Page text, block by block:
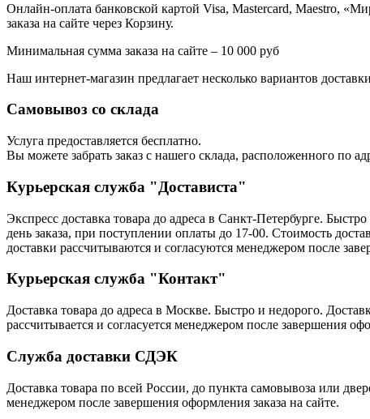
Онлайн-оплата банковской картой Visa, Mastercard, Maestro,
заказа на сайте через Корзину.
Минимальная сумма заказа на сайте – 10 000 руб
Наш интернет-магазин предлагает несколько вариантов
Самовывоз со склада
Услуга предоставляется бесплатно.
Вы можете забрать заказ с нашего склада, расположенного по
Курьерская служба "Достависта"
Экспресс доставка товара до адреса в Санкт-Петербурге.
день заказа, при поступлении оплаты до 17-00. Стоимость
доставки рассчитываются и согласуются менеджером после
Курьерская служба "Контакт"
Доставка товара до адреса в Москве. Быстро и недорого.
рассчитывается и согласуется менеджером после завершения
Служба доставки СДЭК
Доставка товара по всей России, до пункта самовывоза или
менеджером после завершения оформления заказа на сайте.